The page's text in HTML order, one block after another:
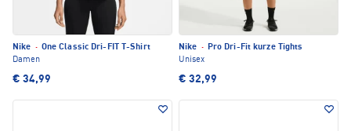
Nike · One Classic Dri-FIT T-Shirt
Damen
€ 34,99
Nike · Pro Dri-Fit kurze Tights
Unisex
€ 32,99